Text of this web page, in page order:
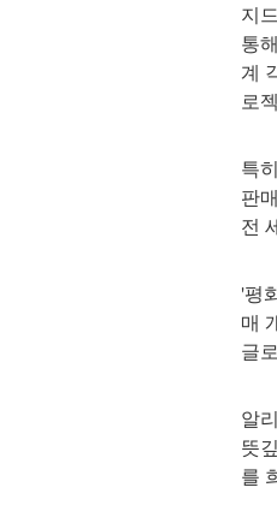
지
통
계
로
특
판
전
'평
매
글
알
뜻
를